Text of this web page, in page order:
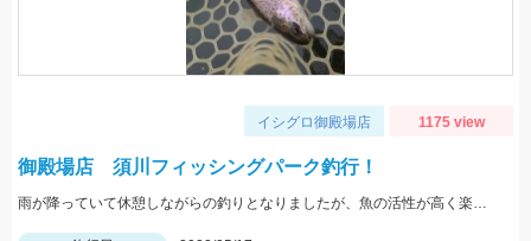
イシグロ御殿場店 1175 view
御殿場店 須川フィッシングパーク釣行！
雨が降っていて休憩しながらの釣りとなりましたが、魚の活性が高く楽しむことができました！Bスパーク2.0ｇのＧマジョーラに反応良かったです。